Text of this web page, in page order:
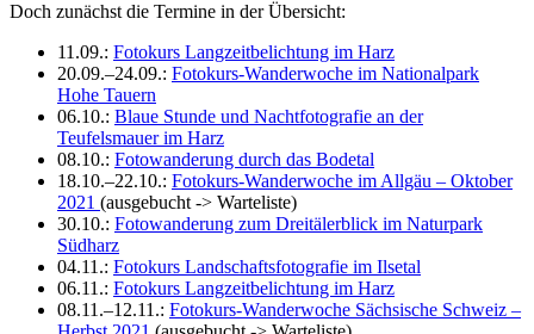
Doch zunächst die Termine in der Übersicht:
11.09.: Fotokurs Langzeitbelichtung im Harz
20.09.–24.09.: Fotokurs-Wanderwoche im Nationalpark
Hohe Tauern
06.10.: Blaue Stunde und Nachtfotografie an der
Teufelsmauer im Harz
08.10.: Fotowanderung durch das Bodetal
18.10.–22.10.: Fotokurs-Wanderwoche im Allgäu – Oktober
2021 (ausgebucht -> Warteliste)
30.10.: Fotowanderung zum Dreitälerblick im Naturpark
Südharz
04.11.: Fotokurs Landschaftsfotografie im Ilsetal
06.11.: Fotokurs Langzeitbelichtung im Harz
08.11.–12.11.: Fotokurs-Wanderwoche Sächsische Schweiz –